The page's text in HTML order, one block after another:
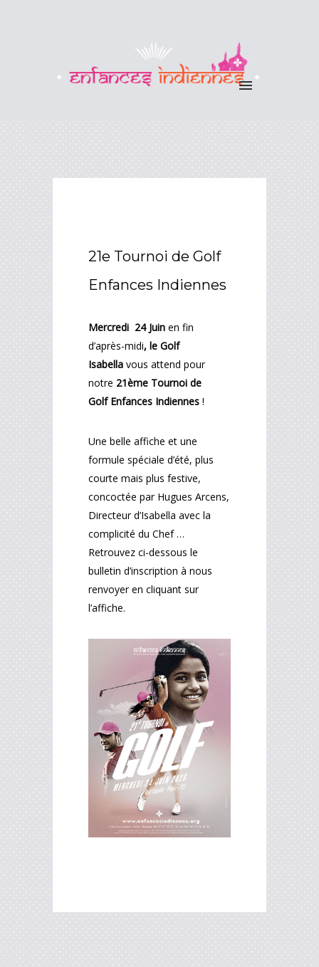
21e Tournoi de Golf
Enfances Indiennes
Mercredi 24 Juin en fin
d’après-midi, le Golf
Isabella vous attend pour
notre 21ème Tournoi de
Golf Enfances Indiennes !
Une belle affiche et une
formule spéciale d’été, plus
courte mais plus festive,
concoctée par Hugues Arcens,
Directeur d’Isabella avec la
complicité du Chef …
Retrouvez ci-dessous le
bulletin d’inscription à nous
renvoyer en cliquant sur
l’affiche.